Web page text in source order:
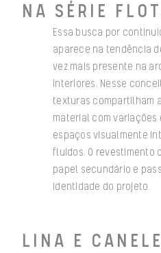
NA SÉRIE
Essa busca por
aparece na tendência
vez mais presente na
interiores. Nesse
texturas compartilham
material com
espaços visualmente
fluidos. O revestimento
papel secundário e
identidade do projeto.
LINA E